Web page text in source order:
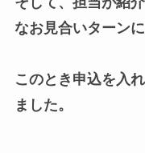
なお見合いターンに
このとき申込を入
ました。